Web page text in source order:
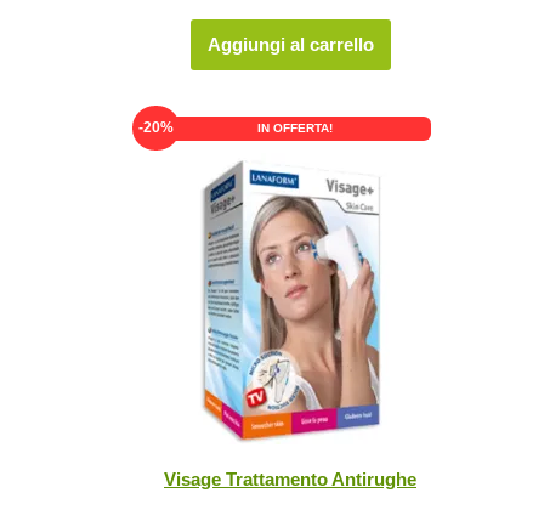
prezzo
originale
37,00 €.
prezzo
attuale
29,60 €.
Aggiungi al carrello
IN OFFERTA!
-20%
Visage Trattamento Antirughe